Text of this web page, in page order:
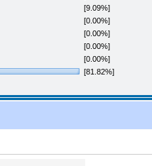
[9.09%]
[0.00%]
[0.00%]
[0.00%]
[0.00%]
[81.82%]